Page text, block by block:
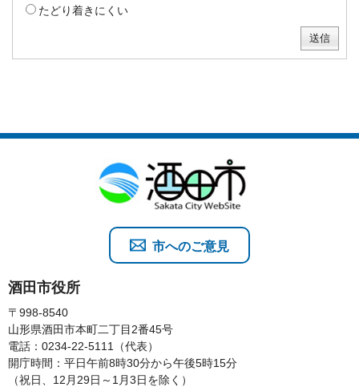
たどり着きにくい
酒田市役所
〒998-8540
山形県酒田市本町二丁目2番45号
電話：0234-22-5111（代表）
開庁時間：平日午前8時30分から午後5時15分
（祝日、12月29日～1月3日を除く）
市へのご意見